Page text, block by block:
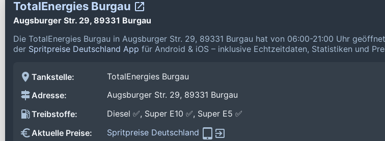
TotalEnergies Burgau
Augsburger Str. 29, 89331 Burgau
Die TotalEnergies Burgau in Augsburger Str. 29, 89331 Burgau hat von 06:00-21:00 Uhr
der Spritpreise Deutschland App für Android & iOS – inklusive Echtzeitdaten, Statistiken und
Tankstelle:
TotalEnergies Burgau
Adresse:
Augsburger Str. 29, 89331 Burgau
Treibstoffe:
Diesel ✅, Super E10 ✅, Super E5 ✅
Aktuelle Preise:
Spritpreise Deutschland